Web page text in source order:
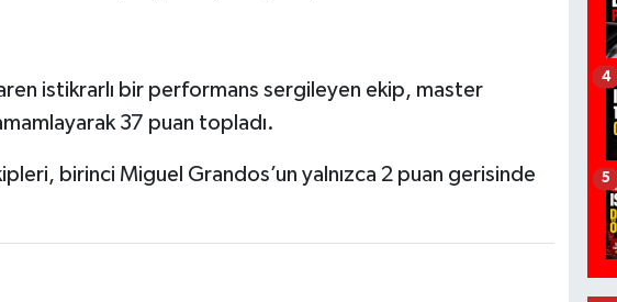
istikrarlı bir performans sergileyen ekip, master
37 puan topladı.
birinci Miguel Grandos’un yalnızca 2 puan gerisinde
4
5